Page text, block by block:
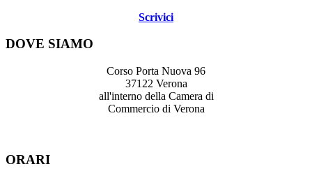
Scrivici
DOVE SIAMO
Corso Porta Nuova 96
37122 Verona
all'interno della Camera di
Commercio di Verona
ORARI